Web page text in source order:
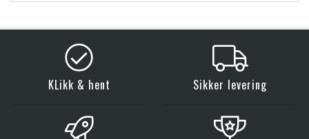
KLikk & hent Sikker levering